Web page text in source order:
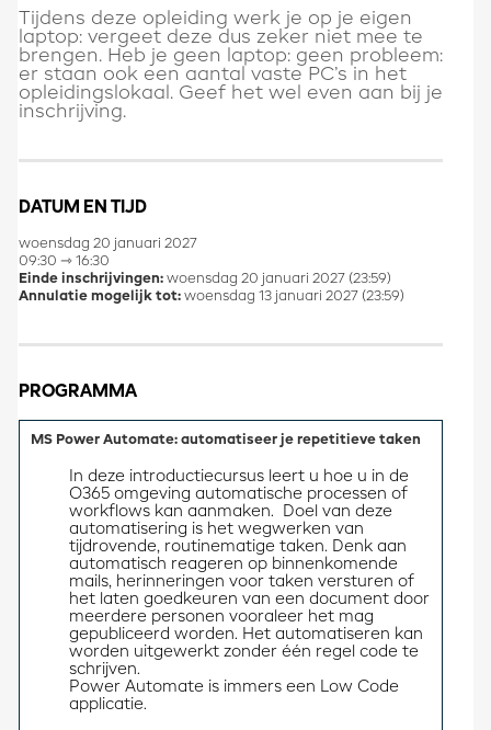
Tijdens deze opleiding werk je op je eigen
laptop: vergeet deze dus zeker niet mee te
brengen. Heb je geen laptop: geen probleem:
er staan ook een aantal vaste PC’s in het
opleidingslokaal. Geef het wel even aan bij je
inschrijving.
DATUM EN TIJD
woensdag 20 januari 2027
09:30 ⇾ 16:30
Einde inschrijvingen: woensdag 20 januari 2027 (23:59)
Annulatie mogelijk tot: woensdag 13 januari 2027 (23:59)
PROGRAMMA
MS Power Automate: automatiseer je repetitieve taken
In deze introductiecursus leert u hoe u in de
O365 omgeving automatische processen of
workflows kan aanmaken.  Doel van deze
automatisering is het wegwerken van
tijdrovende, routinematige taken. Denk aan
automatisch reageren op binnenkomende
mails, herinneringen voor taken versturen of
het laten goedkeuren van een document door
meerdere personen vooraleer het mag
gepubliceerd worden. Het automatiseren kan
worden uitgewerkt zonder één regel code te
schrijven.
Power Automate is immers een Low Code
applicatie.